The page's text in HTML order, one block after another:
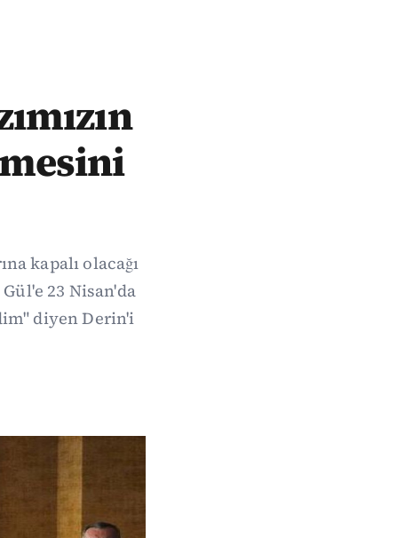
kapalı olacağı
23 Nisan'da
diyen Derin'i